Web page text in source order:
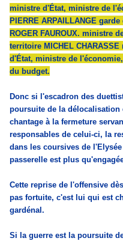
ministre d'État, ministre de
PIERRE ARPAILLANGE
ROGER FAUROUX. ministre
territoire MICHEL
d'État, ministre de
du budget.
Donc si l'escadron des
poursuite de la
chantage à la fermeture
responsables de celui-ci, la
dans les coursives de
passerelle est plus
Cette reprise de l'offensive
pas fortuite, c'est lui qui est
gardénal.
Si la guerre est la poursuite